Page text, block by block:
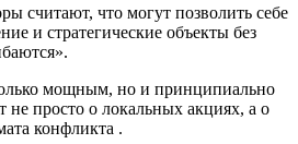
считают, что могут позволить себе
и стратегические объекты без
мощным, но и принципиально
не просто о локальных акциях, а о
конфликта .